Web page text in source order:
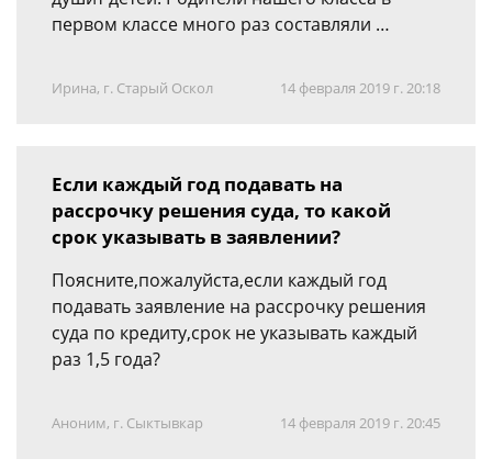
первом классе много раз составляли …
Ирина, г. Старый Оскол 14 февраля 2019 г. 20:18
Если каждый год подавать на
рассрочку решения суда, то какой
срок указывать в заявлении?
Поясните,пожалуйста,если каждый год
подавать заявление на рассрочку решения
суда по кредиту,срок не указывать каждый
раз 1,5 года?
Аноним, г. Сыктывкар 14 февраля 2019 г. 20:45